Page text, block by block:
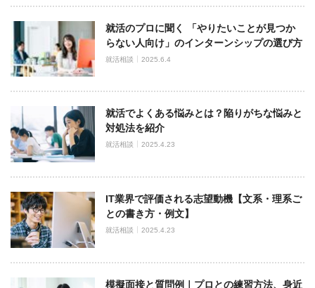
就活のプロに聞く 「やりたいことが見つか
らない人向け」のインターンシップの選び方
就活相談 2025.6.4
就活でよくある悩みとは？陥りがちな悩みと
対処法を紹介
就活相談 2025.4.23
IT業界で評価される志望動機【文系・理系ご
との書き方・例文】
就活相談 2025.4.23
模擬面接と質問例｜プロとの練習方法、身近